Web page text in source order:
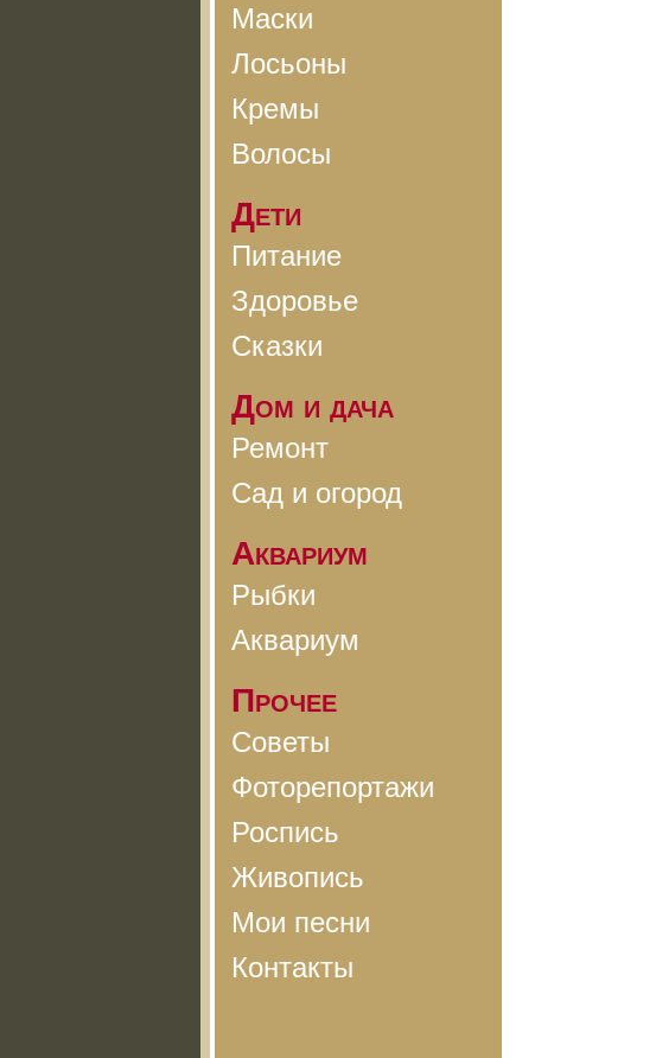
Маски
Лосьоны
Кремы
Волосы
Дети
Питание
Здоровье
Сказки
Дом и дача
Ремонт
Сад и огород
Аквариум
Рыбки
Аквариум
Прочее
Советы
Фоторепортажи
Роспись
Живопись
Мои песни
Контакты